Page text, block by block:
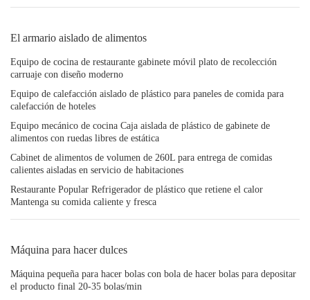
El armario aislado de alimentos
Equipo de cocina de restaurante gabinete móvil plato de recolección
carruaje con diseño moderno
Equipo de calefacción aislado de plástico para paneles de comida para
calefacción de hoteles
Equipo mecánico de cocina Caja aislada de plástico de gabinete de
alimentos con ruedas libres de estática
Cabinet de alimentos de volumen de 260L para entrega de comidas
calientes aisladas en servicio de habitaciones
Restaurante Popular Refrigerador de plástico que retiene el calor
Mantenga su comida caliente y fresca
Máquina para hacer dulces
Máquina pequeña para hacer bolas con bola de hacer bolas para depositar
el producto final 20-35 bolas/min